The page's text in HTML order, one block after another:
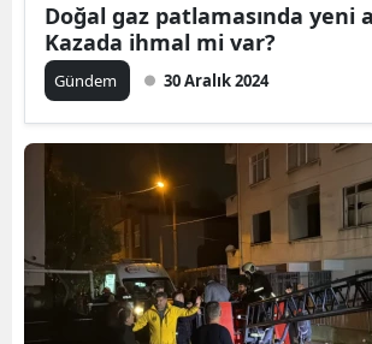
Doğal gaz patlamasında yeni
Kazada ihmal mi var?
Gündem 30 Aralık 2024